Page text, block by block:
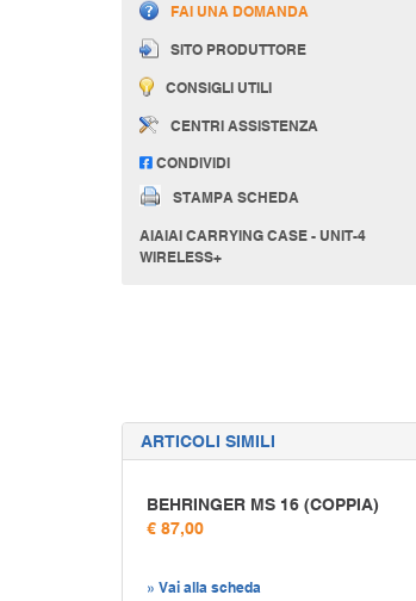
FAI UNA DOMANDA
SITO PRODUTTORE
CONSIGLI UTILI
CENTRI ASSISTENZA
CONDIVIDI
STAMPA SCHEDA
AIAIAI CARRYING CASE - UNIT-4
WIRELESS+
ARTICOLI SIMILI
BEHRINGER MS 16 (COPPIA)
€ 87,00
» Vai alla scheda